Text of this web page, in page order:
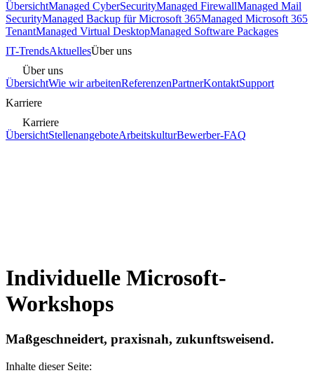
ÜbersichtManaged CyberSecurityManaged FirewallManaged Mail
SecurityManaged Backup für Microsoft 365Managed Microsoft 365
TenantManaged Virtual DesktopManaged Software Packages
IT-TrendsAktuellesÜber uns
Über uns
ÜbersichtWie wir arbeitenReferenzenPartnerKontaktSupport
Karriere
Karriere
ÜbersichtStellenangeboteArbeitskulturBewerber-FAQ
Individuelle Microsoft-
Workshops
Maßgeschneidert, praxisnah, zukunftsweisend.
Inhalte dieser Seite: